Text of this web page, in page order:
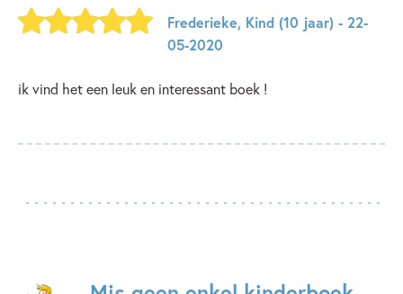
Frederieke, Kind (10 jaar) - 22-
05-2020
ik vind het een leuk en interessant boek !